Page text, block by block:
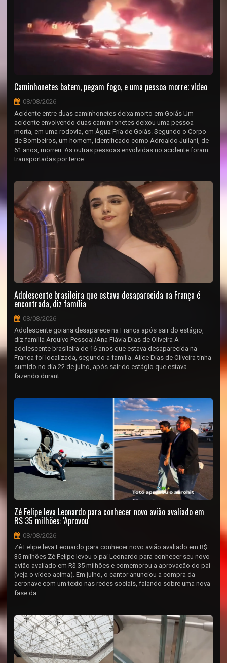
Caminhonetes batem, pegam fogo, e uma pessoa morre; vídeo
08/08/2026
Acidente entre duas caminhonetes deixa morto em Goiás Um
acidente envolvendo duas caminhonetes deixou uma pessoa
morta, em uma rodovia, em Água Fria de Goiás. Segundo o Corpo
de Bombeiros, um homem, identificado como Adroaldo Juliani, de
61 anos, morreu. As outras pessoas envolvidas no acidente foram
transportadas por terce...
Adolescente brasileira que estava desaparecida na França é
encontrada, diz família
08/08/2026
Adolescente goiana desaparece na França após sair do estágio,
diz família Arquivo Pessoal/Ana Flávia Dias de Oliveira A
adolescente brasileira de 16 anos que estava desaparecida na
França foi localizada, segundo a família. Alice Dias de Oliveira tinha
sumido no dia 22 de julho, após sair do estágio que estava
fazendo durant...
Zé Felipe leva Leonardo para conhecer novo avião avaliado em
R$ 35 milhões: 'Aprovou'
08/08/2026
Zé Felipe leva Leonardo para conhecer novo avião avaliado em R$
35 milhões Zé Felipe levou o pai Leonardo para conhecer seu novo
avião avaliado em R$ 35 milhões e comemorou a aprovação do pai
(veja o vídeo acima). Em julho, o cantor anunciou a compra da
aeronave com um texto nas redes sociais, falando sobre uma nova
fase da...